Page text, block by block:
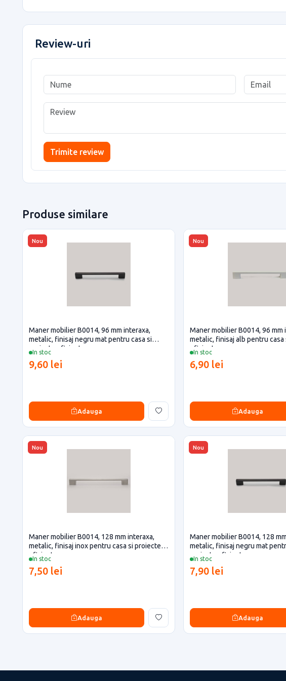
Review-uri
Trimite review
Produse similare
Nou
In stoc
Maner mobilier B0014, 96 mm interaxa,
metalic, finisaj negru mat pentru casa si
proiecte eficiente
9,60 lei
Adauga
Nou
In stoc
Maner mobilier B0014, 96 mm
metalic, finisaj alb pentru casa
eficiente
6,90 lei
Adauga
Nou
In stoc
Maner mobilier B0014, 128 mm interaxa,
metalic, finisaj inox pentru casa si proiecte
eficiente
7,50 lei
Adauga
Nou
In stoc
Maner mobilier B0014, 128
metalic, finisaj negru mat
proiecte eficiente
7,90 lei
Adauga